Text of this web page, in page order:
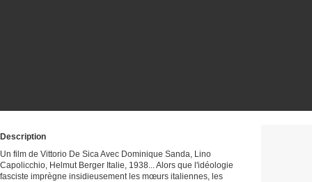
Description
Un film de Vittorio De Sica Avec Dominique Sanda, Lino
Capolicchio, Helmut Berger Italie, 1938... Alors que l'idéologie
fasciste imprègne insidieusement les mœurs italiennes, les